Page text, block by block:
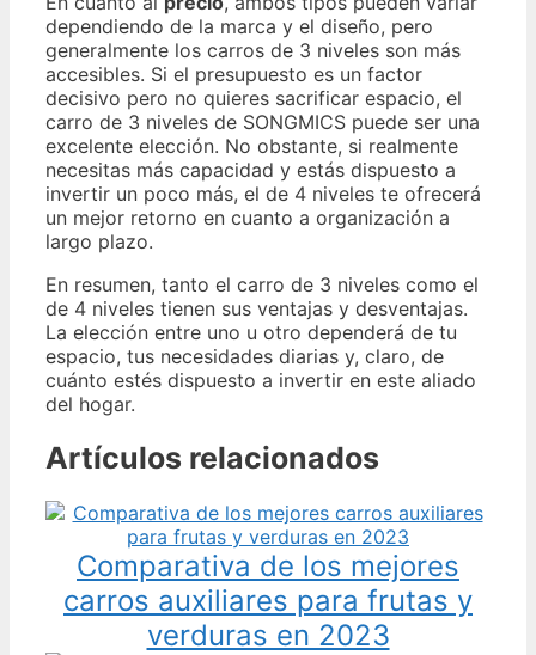
dependiendo de la marca y el diseño, pero
generalmente los carros de 3 niveles son más
accesibles. Si el presupuesto es un factor
decisivo pero no quieres sacrificar espacio, el
carro de 3 niveles de SONGMICS puede ser una
excelente elección. No obstante, si realmente
necesitas más capacidad y estás dispuesto a
invertir un poco más, el de 4 niveles te ofrecerá
un mejor retorno en cuanto a organización a
largo plazo.
En resumen, tanto el carro de 3 niveles como el
de 4 niveles tienen sus ventajas y desventajas.
La elección entre uno u otro dependerá de tu
espacio, tus necesidades diarias y, claro, de
cuánto estés dispuesto a invertir en este aliado
del hogar.
Artículos relacionados
Comparativa de los mejores
carros auxiliares para frutas y
verduras en 2023